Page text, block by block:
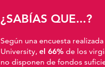
¿SABÍAS QUE...?
Según una encuesta
University, el 66% de los
no disponen de fondos